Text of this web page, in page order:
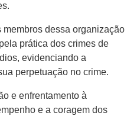
dessa organização
prática dos crimes de
evidenciando a
perpetuação no crime.
e enfrentamento à
e a coragem dos